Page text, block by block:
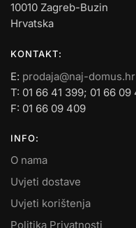
10010 Zagreb-Buzin
Hrvatska
KONTAKT:
E: prodaja@naj-domus.hr
T: 01 66 41 399; 01 66 09
F: 01 66 09 409
INFO:
O nama
Uvjeti dostave
Uvjeti korištenja
Politika Privatnosti